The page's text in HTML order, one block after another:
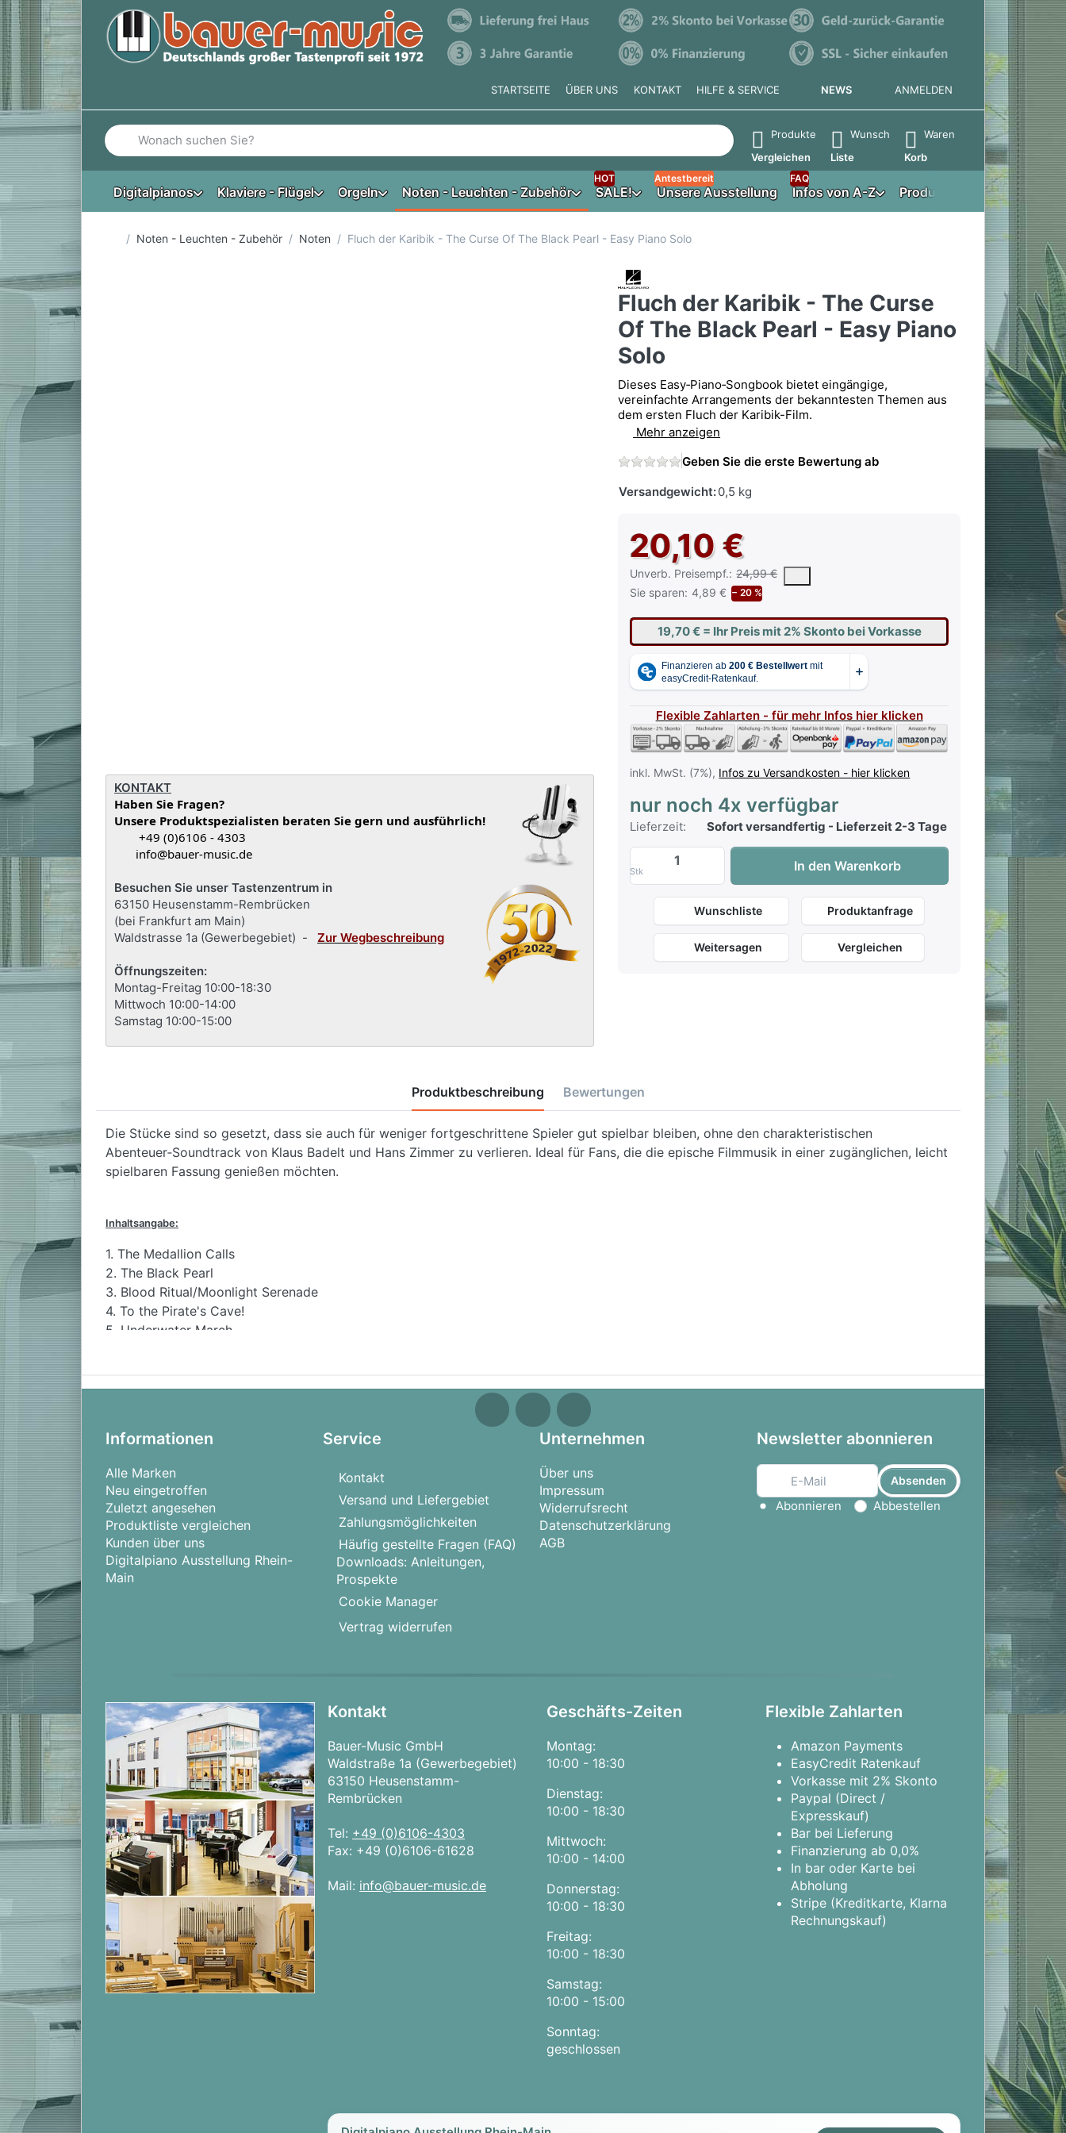
STARTSEITE ÜBER UNS KONTAKT HILFE & SERVICE NEWS ANMELDEN
Geben Sie einen Suchbegriff ein. Während Sie tippen, erscheinen automatisch erste Ergebnisse. Drücken Sie die Eingabetaste, um alle Ergebnisse aufzurufen.
Produkte
Vergleichen
Wunsch
Liste
Waren
Korb
Digitalpianos Klaviere - Flügel Orgeln Noten - Leuchten - Zubehör SALE!
HOT
Unsere Ausstellung
Antestbereit
Infos von A-Z
FAQ
Produktberater
Startseite
Noten - Leuchten - Zubehör Noten Fluch der Karibik - The Curse Of The Black Pearl - Easy Piano Solo
KONTAKT
Haben Sie Fragen?
Unsere Produktspezialisten beraten Sie gern und ausführlich!
+49 (0)6106 - 4303
info@bauer-music.de
Besuchen Sie unser Tastenzentrum in
63150 Heusenstamm-Rembrücken
(bei Frankfurt am Main)
Waldstrasse 1a (Gewerbegebiet) - Zur Wegbeschreibung
Öffnungszeiten:
Montag-Freitag 10:00-18:30
Mittwoch 10:00-14:00
Samstag 10:00-15:00
Fluch der Karibik - The Curse
Of The Black Pearl - Easy Piano
Solo
Dieses Easy‑Piano‑Songbook bietet eingängige,
vereinfachte Arrangements der bekanntesten Themen aus
dem ersten Fluch der Karibik-Film.
Mehr anzeigen
Geben Sie die erste Bewertung ab
Versandgewicht:0,5 kg
20,10 €
Unverb. Preisempf.: 24,99 €
Die UVP ist der vorgeschlagene oder empfohlene Verkaufspreis eines Produkts,
Sie sparen: 4,89 € − 20 %
19,70 € = Ihr Preis mit 2% Skonto bei Vorkasse
Flexible Zahlarten - für mehr Infos hier klicken
inkl. MwSt. (7%), Infos zu Versandkosten - hier klicken
nur noch 4x verfügbar
Lieferzeit: Sofort versandfertig - Lieferzeit 2-3 Tage
Stk
Fluch der Karibik - The Curse Of The Black Pearl - Easy
In den Warenkorb
Wunschliste Produktanfrage
Weitersagen Vergleichen
Produktbeschreibung Bewertungen
Die Stücke sind so gesetzt, dass sie auch für weniger fortgeschrittene Spieler gut spielbar bleiben, ohne den charakteristischen
Abenteuer‑Soundtrack von Klaus Badelt und Hans Zimmer zu verlieren. Ideal für Fans, die die epische Filmmusik in einer zugänglichen, leicht
spielbaren Fassung genießen möchten.
Inhaltsangabe:
1. The Medallion Calls
2. The Black Pearl
3. Blood Ritual/Moonlight Serenade
4. To the Pirate's Cave!
5. Underwater March
Informationen
Alle Marken
Neu eingetroffen
Zuletzt angesehen
Produktliste vergleichen
Kunden über uns
Digitalpiano Ausstellung Rhein-
Main
Service
Kontakt
Versand und Liefergebiet
Zahlungsmöglichkeiten
Häufig gestellte Fragen (FAQ)
Downloads: Anleitungen,
Prospekte
Cookie Manager
Vertrag widerrufen
Unternehmen
Über uns
Impressum
Widerrufsrecht
Datenschutzerklärung
AGB
Newsletter abonnieren
Absenden
Aktion wählen
Abonnieren Abbestellen
Kontakt
Bauer-Music GmbH
Waldstraße 1a (Gewerbegebiet)
63150 Heusenstamm-
Rembrücken
Tel: +49 (0)6106-4303
Fax: +49 (0)6106-61628
Mail: info@bauer-music.de
Geschäfts-Zeiten
Montag:
10:00 - 18:30
Dienstag:
10:00 - 18:30
Mittwoch:
10:00 - 14:00
Donnerstag:
10:00 - 18:30
Freitag:
10:00 - 18:30
Samstag:
10:00 - 15:00
Sonntag:
geschlossen
Flexible Zahlarten
Amazon Payments
EasyCredit Ratenkauf
Vorkasse mit 2% Skonto
Paypal (Direct /
Expresskauf)
Bar bei Lieferung
Finanzierung ab 0,0%
In bar oder Karte bei
Abholung
Stripe (Kreditkarte, Klarna
Rechnungskauf)